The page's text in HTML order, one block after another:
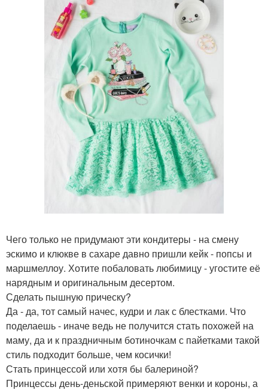
Чего только не придумают эти кондитеры - на смену
эскимо и клюкве в сахаре давно пришли кейк - попсы и
маршмеллоу. Хотите побаловать любимицу - угостите её
нарядным и оригинальным десертом.
Сделать пышную прическу?
Да - да, тот самый начес, кудри и лак с блестками. Что
поделаешь - иначе ведь не получится стать похожей на
маму, да и к праздничным ботиночкам с пайетками такой
стиль подходит больше, чем косички!
Стать принцессой или хотя бы балериной?
Принцессы день-деньской примеряют венки и короны, а